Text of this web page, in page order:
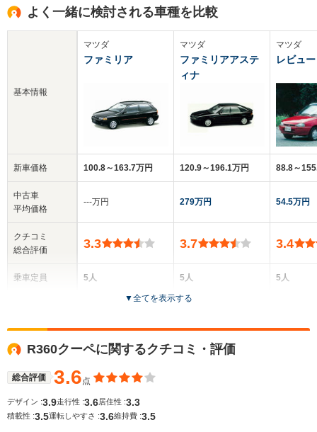
よく一緒に検討される車種を比較
基本情報
新車価格
中古車
平均価格
クチコミ
総合評価
乗車定員
サイズ
マツダ
ファミリア
100.8～163.7万円
‐‐‐万円
3.3
5人
全高
1.41m
全幅
1.7m
マツダ
ファミリアアステ
ィナ
120.9～196.1万円
279万円
3.7
5人
5ドア
全高
1.34m
マツダ
レビュー
88.8～
54.5万円
3.4
5人
▼全てを表示する
R360クーペに関するクチコミ・評価
総合評価 3.6点
デザイン :3.9走行性 :3.6 居住性 :3.3
積載性 :3.5運転しやすさ :3.6維持費 :3.5